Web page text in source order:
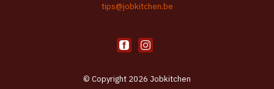
tips@jobkitchen.be
© Copyright 2026 Jobkitchen